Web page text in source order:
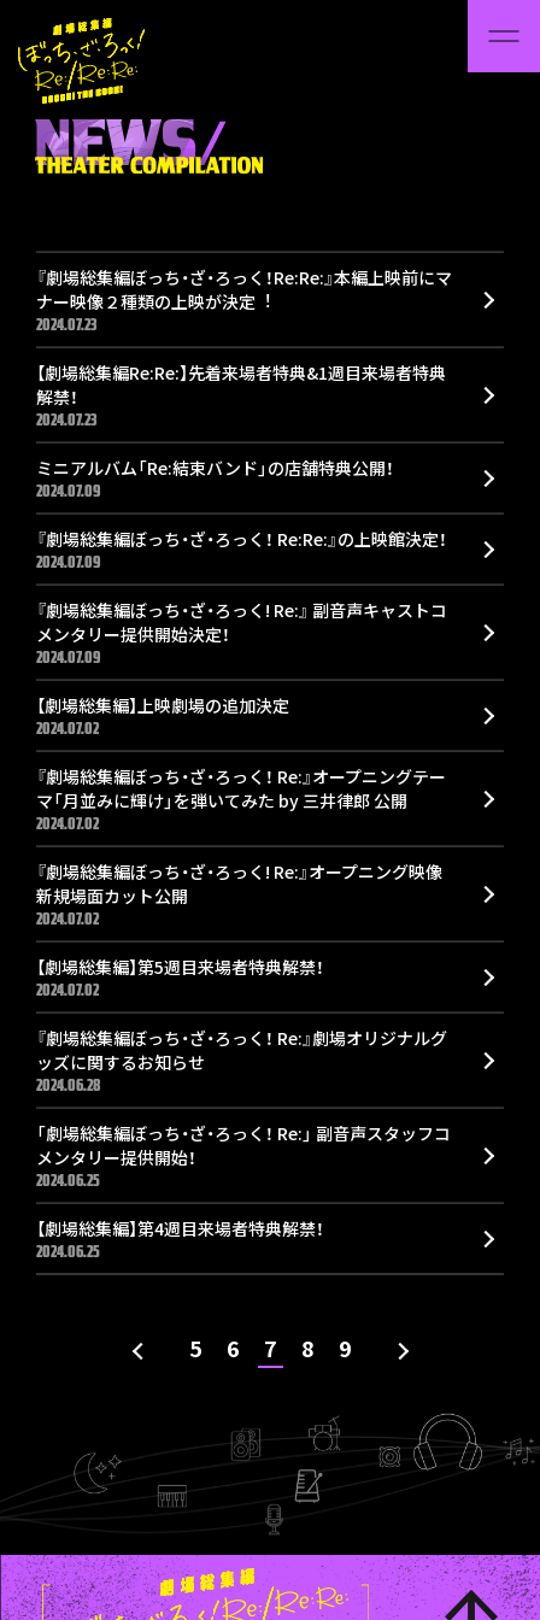
『劇場総集編ぼっち・ざ・ろっく！Re:Re:』本編上映前にマ
ナー映像２種類の上映が決定︕
2024.07.23
【劇場総集編Re:Re:】先着来場者特典&1週目来場者特典
解禁！
2024.07.23
ミニアルバム「Re:結束バンド」の店舗特典公開！
2024.07.09
『劇場総集編ぼっち・ざ・ろっく！ Re:Re:』の上映館決定！
2024.07.09
『劇場総集編ぼっち・ざ・ろっく! Re:』 副音声キャストコ
メンタリー提供開始決定！
2024.07.09
【劇場総集編】上映劇場の追加決定
2024.07.02
『劇場総集編ぼっち・ざ・ろっく！ Re:』オープニングテー
マ「月並みに輝け」を弾いてみた by 三井律郎 公開
2024.07.02
『劇場総集編ぼっち・ざ・ろっく! Re:』オープニング映像
新規場面カット公開
2024.07.02
【劇場総集編】第5週目来場者特典解禁！
2024.07.02
『劇場総集編ぼっち・ざ・ろっく！ Re:』劇場オリジナルグ
ッズに関するお知らせ
2024.06.28
「劇場総集編ぼっち・ざ・ろっく！ Re:」 副音声スタッフコ
メンタリー提供開始！
2024.06.25
【劇場総集編】第4週目来場者特典解禁！
2024.06.25
5 6 7 8 9